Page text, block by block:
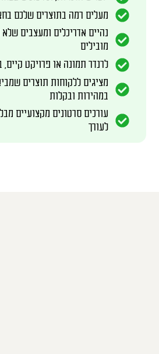
מעלים רמה בתוצרים שלכם
נהיים אדריכלים ומעצבים
מובילים
לרנדר תמונה או פרויקט
מציגים ללקוחות תוצרים
במהירות ובקלות
עורכים סרטונים מקצועיים
לעורך